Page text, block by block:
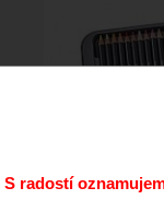
S radostí